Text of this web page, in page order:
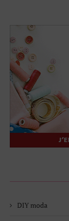
DIY moda